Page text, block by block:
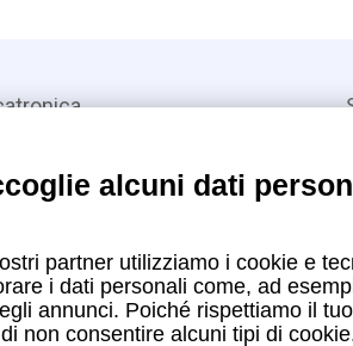
alcuni dati
partner utilizziamo i cookie e
i dati personali come, ad
annunci. Poiché rispettiamo il
non consentire alcuni tipi di